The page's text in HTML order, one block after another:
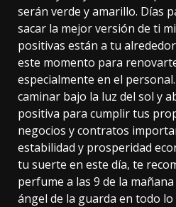
serán verde y amarillo. Días
sacar la mejor versión de ti
positivas están a tu
este momento para
especialmente en el
caminar bajo la luz del sol y
positiva para cumplir tus
negocios y contratos
estabilidad y prosperidad
tu suerte en este día, te
perfume a las 9 de la
ángel de la guarda en todo lo